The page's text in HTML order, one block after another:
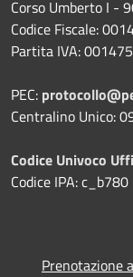
Corso Umberto I -
Codice Fiscale:
Partita IVA:
PEC:
Centralino Unico:
Codice Univoco
Codice IPA: c_b780
Prenotazione